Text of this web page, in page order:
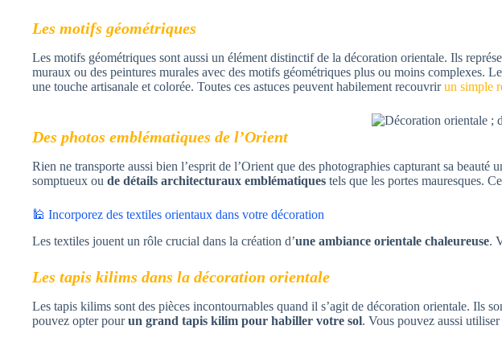
Les motifs géométriques
Les motifs géométriques sont aussi un élément distinctif de la décoration orientale. Ils
muraux ou des peintures murales avec des motifs géométriques plus ou moins complexes.
une touche artisanale et colorée. Toutes ces astuces peuvent habilement recouvrirun simple
Des photos emblématiques de l’Orient
Rien ne transporte aussi bien l’esprit de l’Orient que des photographies capturant sa beauté
somptueux ou de détails architecturaux emblématiques tels que les portes mauresques.
🕌 Incorporez des textiles orientaux dans votre décoration
Les textiles jouent un rôle crucial dans la création d’une ambiance orientale chaleureuse.
Les tapis kilims dans la décoration orientale
Les tapis kilims sont des pièces incontournables quand il s’agit de décoration orientale. Ils
pouvez opter pourun grand tapis kilim pour habiller votre sol. Vous pouvez aussi